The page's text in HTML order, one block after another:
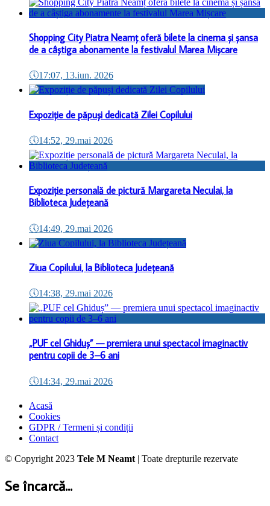
Shopping City Piatra Neamț oferă bilete la cinema și șansa
de a câștiga abonamente la festivalul Marea Mișcare
🕔17:07, 13.iun. 2026
Expoziție de păpuși dedicată Zilei Copilului
🕔14:52, 29.mai 2026
Expoziție personală de pictură Margareta Neculai, la
Biblioteca Județeană
🕔14:49, 29.mai 2026
Ziua Copilului, la Biblioteca Județeană
🕔14:38, 29.mai 2026
„PUF cel Ghiduș” — premiera unui spectacol imaginactiv
pentru copii de 3–6 ani
🕔14:34, 29.mai 2026
Acasă
Cookies
GDPR / Termeni și condiții
Contact
© Copyright 2023 Tele M Neamt | Toate drepturile rezervate
Se încarcă...